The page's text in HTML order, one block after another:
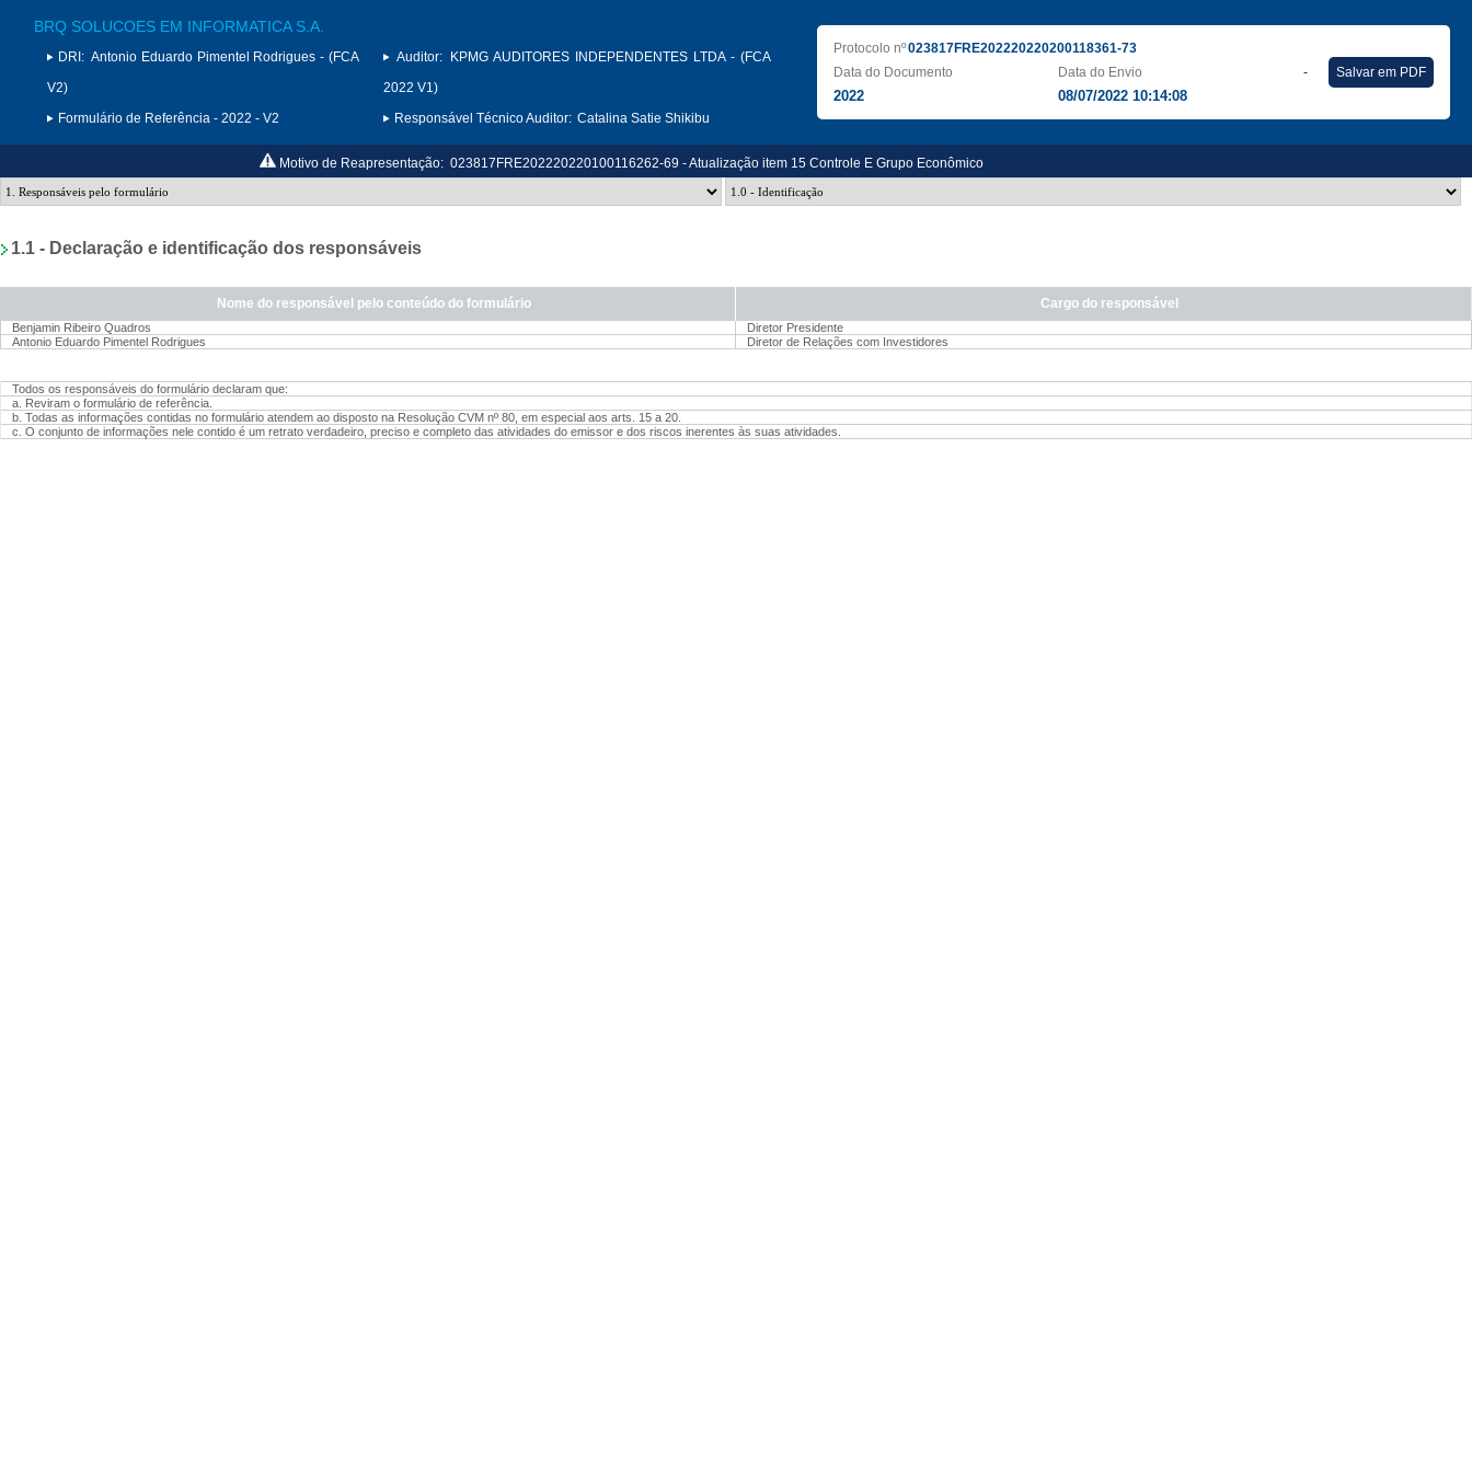
BRQ SOLUCOES EM INFORMATICA S.A.
DRI: Antonio Eduardo Pimentel Rodrigues - (FCA
V2)
Formulário de Referência - 2022 - V2
Auditor:
KPMG AUDITORES INDEPENDENTES LTDA - (FCA
2022 V1)
Responsável Técnico Auditor: Catalina Satie Shikibu
Protocolo nº023817FRE202220220200118361-73
Data do Documento
2022
Data do Envio
08/07/2022 10:14:08
- Salvar em PDF
Motivo de Reapresentação: 023817FRE202220220100116262-69 - Atualização item 15 Controle E Grupo Econômico